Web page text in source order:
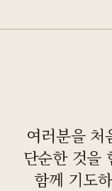
여러분을 처
단순한 것을
함께 기도